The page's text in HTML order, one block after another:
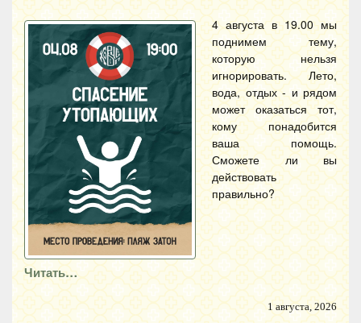
4 августа в 19.00 мы
поднимем тему,
которую нельзя
игнорировать. Лето,
вода, отдых - и рядом
может оказаться тот,
кому понадобится
ваша помощь.
Сможете ли вы
действовать
правильно?
Читать…
1 августа, 2026